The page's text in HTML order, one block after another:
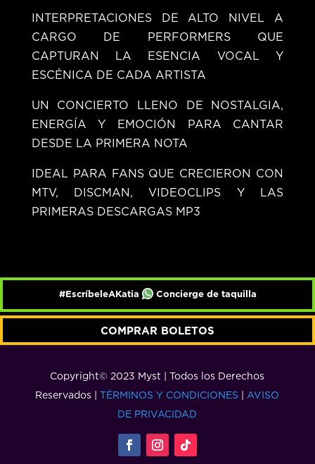
INTERPRETACIONES DE ALTO NIVEL A
CARGO DE PERFORMERS QUE
CAPTURAN LA ESENCIA VOCAL Y
ESCÉNICA DE CADA ARTISTA
UN CONCIERTO LLENO DE NOSTALGIA,
ENERGÍA Y EMOCIÓN PARA CANTAR
DESDE LA PRIMERA NOTA
IDEAL PARA FANS QUE CRECIERON CON
MTV, DISCMAN, VIDEOCLIPS Y LAS
PRIMERAS DESCARGAS MP3
#EscríbeleAKatia Concierge de taquilla
COMPRAR BOLETOS
Copyright© 2023 Myst | Todos los Derechos
Reservados |TÉRMINOS Y CONDICIONES
AVISO
DE PRIVACIDAD